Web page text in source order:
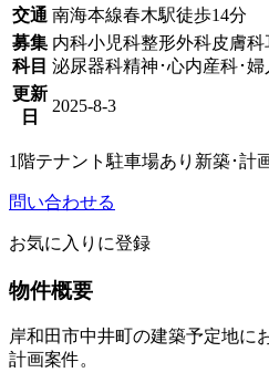
交通 南海本線春木駅徒歩14分
募集
科目
内科小児科整形外科皮膚科
泌尿器科精神･心内産科･婦
更新
日
2025-8-3
1階テナント 駐車場あり 新築･計
問い合わせる
お気に入りに登録
物件概要
岸和田市中井町の建築予定地に
計画案件。